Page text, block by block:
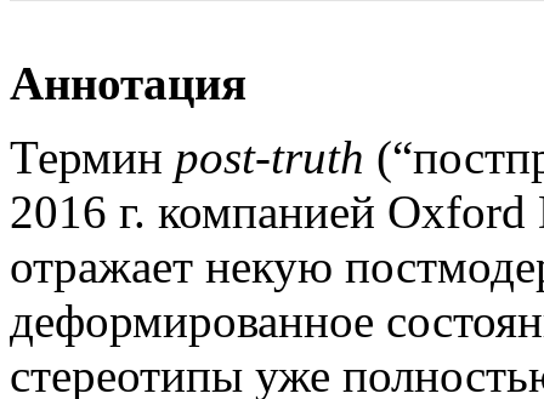
Аннотация
Термин post-truth
2016 г. компанией Oxford
отражает некую
деформированное
стереотипы уже